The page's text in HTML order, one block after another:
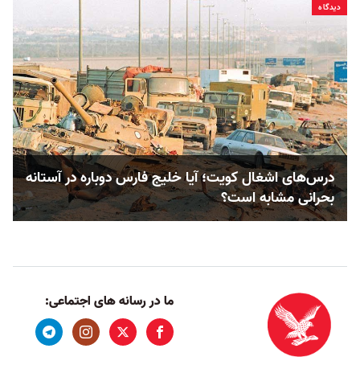
دیدگاه
درس‌های اشغال کویت؛ آیا خلیج فارس دوباره در آستانه
بحرانی مشابه است؟
ما در رسانه های اجتماعی: